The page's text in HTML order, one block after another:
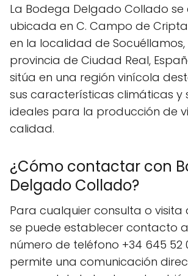
La Bodega Delgado Collado se
ubicada en C. Campo de
en la localidad de
provincia de Ciudad Real,
sitúa en una región vinícola
sus características climáticas y
ideales para la producción de
calidad.
¿Cómo contactar con
Delgado Collado?
Para cualquier consulta o
se puede establecer contacto
número de teléfono +34 645 52
permite una comunicación